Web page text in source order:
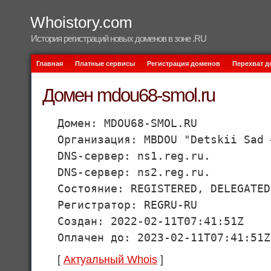
Whoistory.com
История регистраций новых доменов в зоне .RU
Главная Платные сервисы Регистрация доменов Перехват
Домен mdou68-smol.ru
Домен: MDOU68-SMOL.RU
Организация: MBDOU "Detskii
DNS-сервер: ns1.reg.ru.
DNS-сервер: ns2.reg.ru.
Состояние: REGISTERED,
Регистратор: REGRU-RU
Создан: 2022-02-11T07:41:51Z
Оплачен до: 2023-02-11T07:41:51Z
[ Актуальный Whois ]